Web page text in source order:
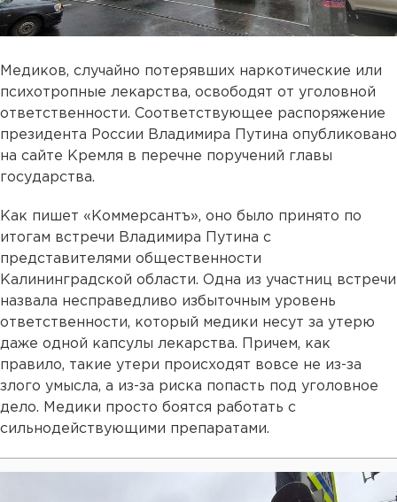
Медиков, случайно потерявших наркотические или
психотропные лекарства, освободят от уголовной
ответственности. Соответствующее распоряжение
президента России Владимира Путина опубликовано
на сайте Кремля в перечне поручений главы
государства.
Как пишет «Коммерсантъ», оно было принято по
итогам встречи Владимира Путина с
представителями общественности
Калининградской области. Одна из участниц встречи
назвала несправедливо избыточным уровень
ответственности, который медики несут за утерю
даже одной капсулы лекарства. Причем, как
правило, такие утери происходят вовсе не из-за
злого умысла, а из-за риска попасть под уголовное
дело. Медики просто боятся работать с
сильнодействующими препаратами.